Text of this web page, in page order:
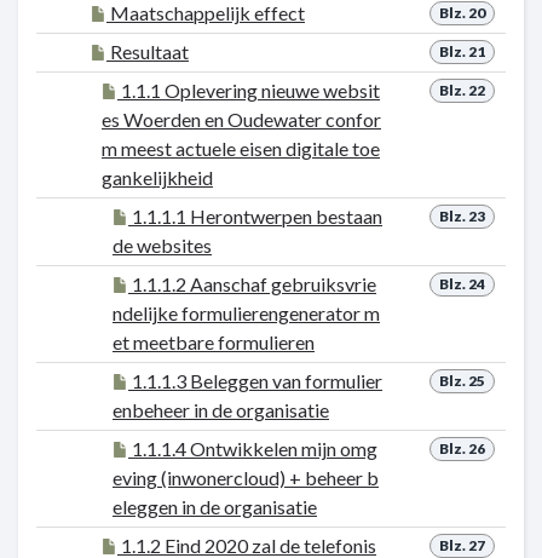
Blz. 20
Maatschappelijk effect
Blz. 21
Resultaat
Blz. 22
1.1.1 Oplevering nieuwe websit
es Woerden en Oudewater confor
m meest actuele eisen digitale toe
gankelijkheid
Blz. 23
1.1.1.1 Herontwerpen bestaan
de websites
Blz. 24
1.1.1.2 Aanschaf gebruiksvrie
ndelijke formulierengenerator m
et meetbare formulieren
Blz. 25
1.1.1.3 Beleggen van formulier
enbeheer in de organisatie
Blz. 26
1.1.1.4 Ontwikkelen mijn omg
eving (inwonercloud) + beheer b
eleggen in de organisatie
Blz. 27
1.1.2 Eind 2020 zal de telefonis